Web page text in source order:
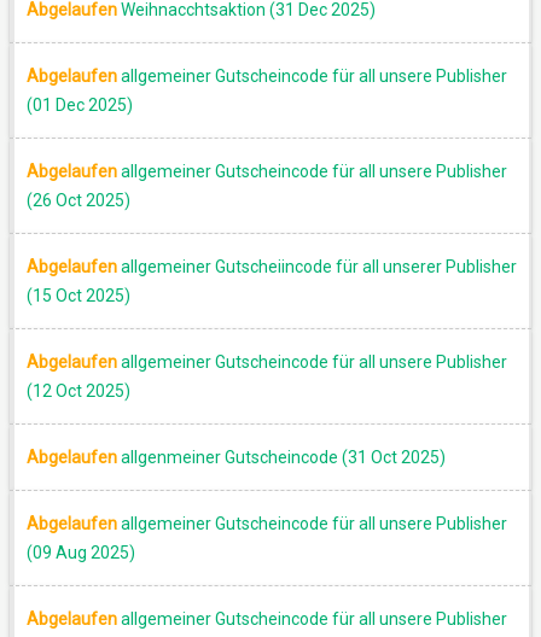
AbgelaufenWeihnacchtsaktion (31 Dec 2025)
Abgelaufenallgemeiner Gutscheincode für all unsere Publisher
(01 Dec 2025)
Abgelaufenallgemeiner Gutscheincode für all unsere Publisher
(26 Oct 2025)
Abgelaufenallgemeiner Gutscheiincode für all unserer Publisher
(15 Oct 2025)
Abgelaufenallgemeiner Gutscheincode für all unsere Publisher
(12 Oct 2025)
Abgelaufenallgenmeiner Gutscheincode (31 Oct 2025)
Abgelaufenallgemeiner Gutscheincode für all unsere Publisher
(09 Aug 2025)
Abgelaufenallgemeiner Gutscheincode für all unsere Publisher